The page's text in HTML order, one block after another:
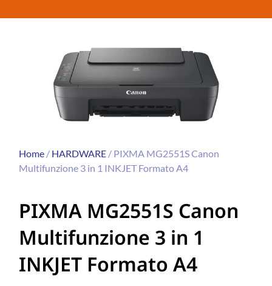
Home / HARDWARE / PIXMA MG2551S Canon
Multifunzione 3 in 1 INKJET Formato A4
PIXMA MG2551S Canon
Multifunzione 3 in 1
INKJET Formato A4